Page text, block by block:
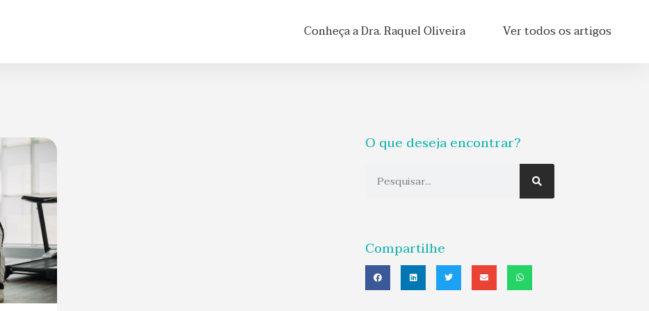
Conheça a Dra. Raquel Oliveira Ver todos os artigos
O que deseja encontrar?
Compartilhe